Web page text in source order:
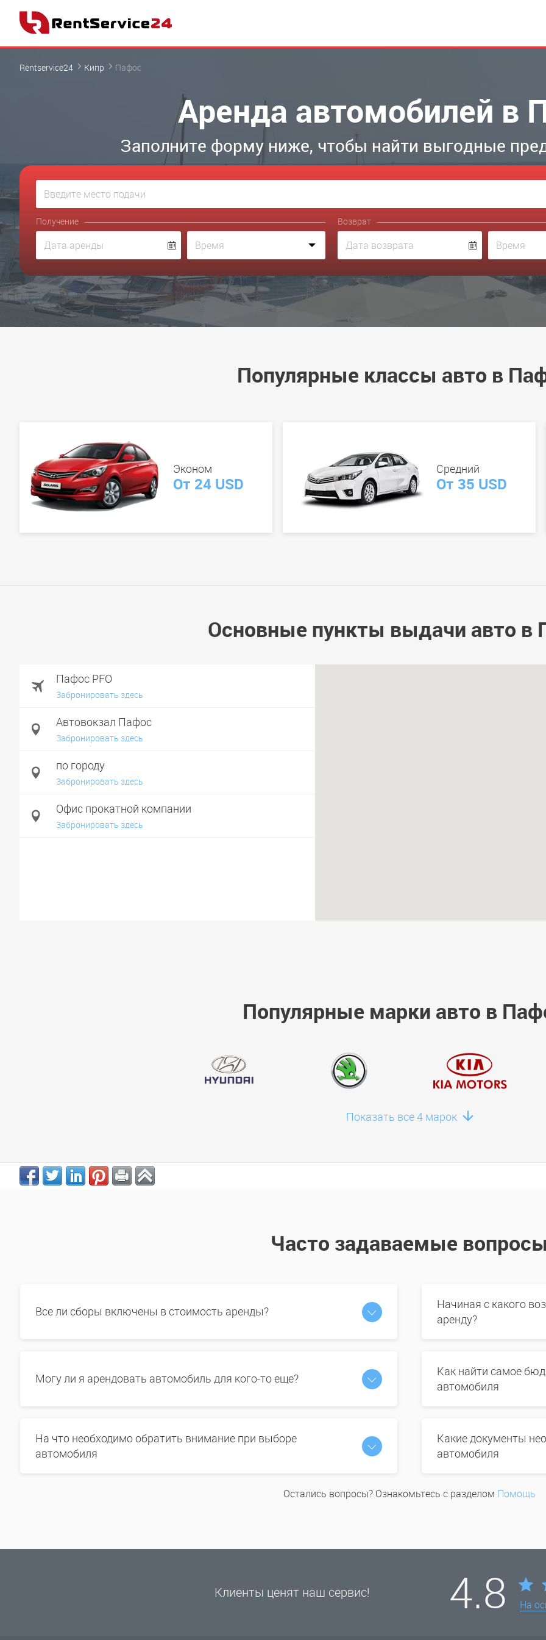
Rentservice24 Кипр Пафос
Аренда автомобилей в
Заполните форму ниже, чтобы найти выгодные
Получение Возврат
Популярные классы авто в
Эконом
От 24 USD
Средний
От 35 USD
Основные пункты выдачи авто в
Пафос PFO
Забронировать здесь
Автовокзал Пафос
Забронировать здесь
по городу
Забронировать здесь
Офис прокатной компании
Забронировать здесь
Популярные марки авто в
Показать все 4 марок
Часто задаваемые
Все ли сборы включены в стоимость аренды?
Начиная с какого
аренду?
Могу ли я арендовать автомобиль для кого-то еще?
Как найти самое
автомобиля
На что необходимо обратить внимание при выборе
автомобиля
Какие документы
автомобиля
Остались вопросы? Ознакомьтесь с разделом Помощь
Клиенты ценят наш сервис! 4.8 На